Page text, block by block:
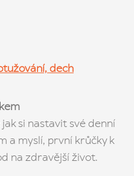
dech
si nastavit své denní
a myslí, první krůčky k
na zdravější život.